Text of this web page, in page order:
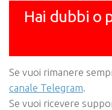
Hai dubbi o
Se vuoi rimanere
canale Telegram.
Se vuoi ricevere